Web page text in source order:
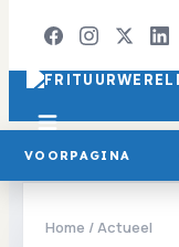
VOORPAGINA
Home /Actueel